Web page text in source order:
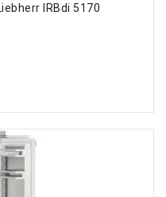
IRBdi 5170